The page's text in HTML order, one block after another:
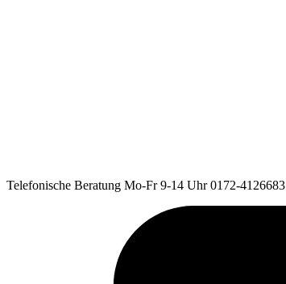
Telefonische Beratung Mo-Fr 9-14 Uhr 0172-4126683